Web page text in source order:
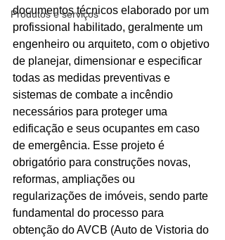
Ligações de 8h as 17h
WhatsApp de 8h as 12h
Siga nosso facebook
E também nosso instagram
Produtos e serviços
documentos técnicos elaborado por um
profissional habilitado, geralmente um
engenheiro ou arquiteto, com o objetivo
de planejar, dimensionar e especificar
todas as medidas preventivas e
sistemas de combate a incêndio
necessários para proteger uma
edificação e seus ocupantes em caso
de emergência. Esse projeto é
obrigatório para construções novas,
reformas, ampliações ou
regularizações de imóveis, sendo parte
fundamental do processo para
obtenção do AVCB (Auto de Vistoria do